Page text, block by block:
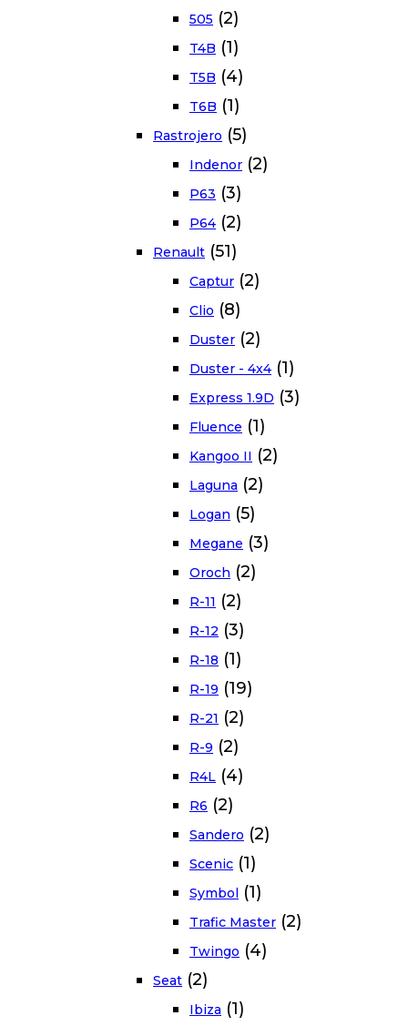
505 (2)
T4B (1)
T5B (4)
T6B (1)
Rastrojero (5)
Indenor (2)
P63 (3)
P64 (2)
Renault (51)
Captur (2)
Clio (8)
Duster (2)
Duster - 4x4 (1)
Express 1.9D (3)
Fluence (1)
Kangoo II (2)
Laguna (2)
Logan (5)
Megane (3)
Oroch (2)
R-11 (2)
R-12 (3)
R-18 (1)
R-19 (19)
R-21 (2)
R-9 (2)
R4L (4)
R6 (2)
Sandero (2)
Scenic (1)
Symbol (1)
Trafic Master (2)
Twingo (4)
Seat (2)
Ibiza (1)